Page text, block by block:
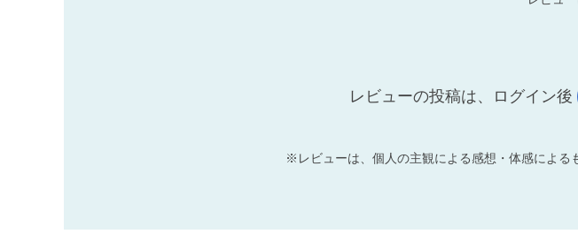
レビューの投稿は、ログイン後
※レビューは、個人の主観による感想・体感による